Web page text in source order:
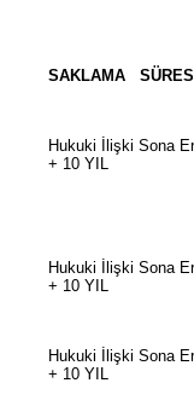
SAKLAMA
Hukuki İlişki Sona
+ 10 YIL
Hukuki İlişki Sona
+ 10 YIL
Hukuki İlişki Sona
+ 10 YIL